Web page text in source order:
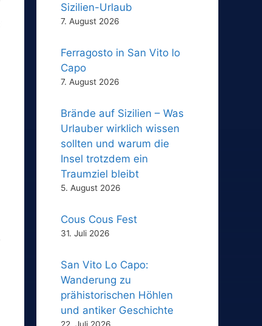
Sizilien-Urlaub
7. August 2026
Ferragosto in San Vito lo
Capo
7. August 2026
Brände auf Sizilien – Was
Urlauber wirklich wissen
sollten und warum die
Insel trotzdem ein
Traumziel bleibt
5. August 2026
Cous Cous Fest
31. Juli 2026
San Vito Lo Capo:
Wanderung zu
prähistorischen Höhlen
und antiker Geschichte